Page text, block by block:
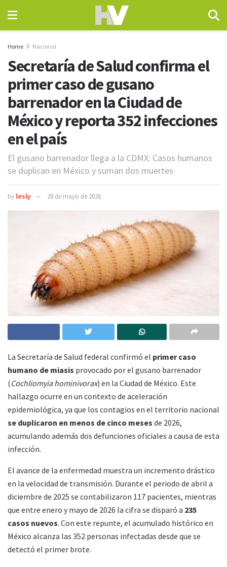
Home Nacional
Secretaría de Salud confirma el
primer caso de gusano
barrenador en la Ciudad de
México y reporta 352 infecciones
en el país
El gusano barrenador llega a la CDMX: Casos humanos
se duplican en México y suman dos muertes
by lesly 28 de mayo de 2026
La Secretaría de Salud federal confirmó el primer caso
humano de miasis provocado por el gusano barrenador
(Cochliomyia hominivorax) en la Ciudad de México. Este
hallazgo ocurre en un contexto de aceleración
epidemiológica, ya que los contagios en el territorio nacional
se duplicaron en menos de cinco meses de 2026,
acumulando además dos defunciones oficiales a causa de esta
infección.
El avance de la enfermedad muestra un incremento drástico
en la velocidad de transmisión. Durante el periodo de abril a
diciembre de 2025 se contabilizaron 117 pacientes, mientras
que entre enero y mayo de 2026 la cifra se disparó a 235
casos nuevos. Con este repunte, el acumulado histórico en
México alcanza las 352 personas infectadas desde que se
detectó el primer brote.